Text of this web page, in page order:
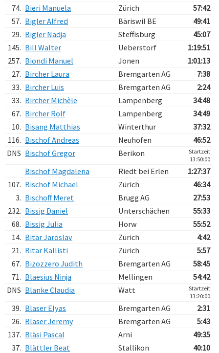
74. Bieri Manuela Zürich
57:42
57. Bigler Alfred Bäriswil BE
49:41
29. Bigler Nadja Steffisburg
45:07
145. Bill Walter Ueberstorf
1:19:51
257. Biondi Manuel Jonen
1:01:13
27. Bircher Laura Bremgarten AG
7:38
33. Bircher Luis Bremgarten AG
2:24
33. Bircher Michèle Lampenberg
34:48
67. Bircher Rolf Lampenberg
34:49
10. Bisang Matthias Winterthur
37:32
116. Bischof Andreas Neuhofen
46:52
DNS Bischof Gregor Berikon
Startzeit
13:50:00
Bischof Magdalena Riedt bei Erlen
1:27:37
107. Bischof Michael Zürich
46:34
3. Bischoff Meret Brugg AG
27:53
232. Bissig Daniel Unterschächen
55:33
68. Bissig Julia Horw
55:52
14. Bitar Jaroslav Zürich
4:42
21. Bitar Kallisti Zürich
5:57
67. Bizozzero Judith Bremgarten AG
58:45
71. Blaesius Ninja Mellingen
54:42
DNS Blanke Claudia Watt
Startzeit
13:20:00
39. Blaser Elyas Bremgarten AG
2:31
26. Blaser Jeremy Bremgarten AG
5:43
137. Bläsi Pascal Arni
49:35
37. Blättler Beat Stallikon
40:10